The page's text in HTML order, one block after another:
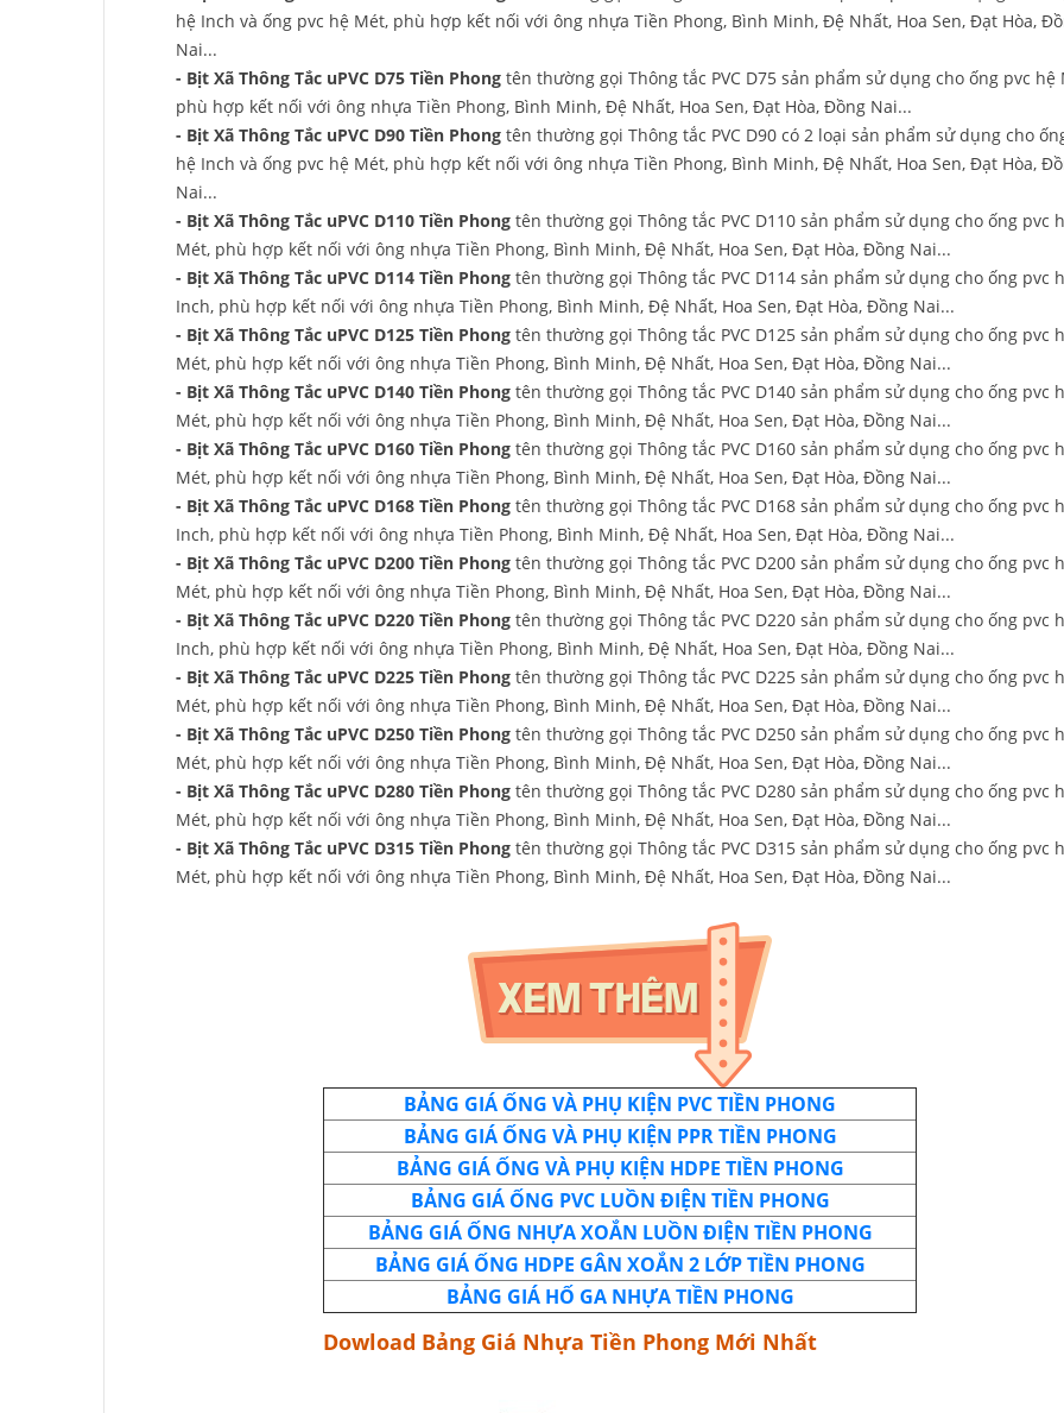
hệ Inch và ống pvc hệ Mét, phù hợp kết nối với ông nhựa Tiền Phong, Bình Minh, Đệ Nhất, Hoa Sen, Đạt Hòa,
Nai...
- Bịt Xã Thông Tắc uPVC D75 Tiền Phong tên thường gọi Thông tắc PVC D75 sản phẩm sử dụng cho ống pvc hệ
phù hợp kết nối với ông nhựa Tiền Phong, Bình Minh, Đệ Nhất, Hoa Sen, Đạt Hòa, Đồng Nai...
- Bịt Xã Thông Tắc uPVC D90 Tiền Phong tên thường gọi Thông tắc PVC D90 có 2 loại sản phẩm sử dụng cho
hệ Inch và ống pvc hệ Mét, phù hợp kết nối với ông nhựa Tiền Phong, Bình Minh, Đệ Nhất, Hoa Sen, Đạt Hòa,
Nai...
- Bịt Xã Thông Tắc uPVC D110 Tiền Phong tên thường gọi Thông tắc PVC D110 sản phẩm sử dụng cho ống pvc
Mét, phù hợp kết nối với ông nhựa Tiền Phong, Bình Minh, Đệ Nhất, Hoa Sen, Đạt Hòa, Đồng Nai...
- Bịt Xã Thông Tắc uPVC D114 Tiền Phong tên thường gọi Thông tắc PVC D114 sản phẩm sử dụng cho ống pvc
Inch, phù hợp kết nối với ông nhựa Tiền Phong, Bình Minh, Đệ Nhất, Hoa Sen, Đạt Hòa, Đồng Nai...
- Bịt Xã Thông Tắc uPVC D125 Tiền Phong tên thường gọi Thông tắc PVC D125 sản phẩm sử dụng cho ống pvc
Mét, phù hợp kết nối với ông nhựa Tiền Phong, Bình Minh, Đệ Nhất, Hoa Sen, Đạt Hòa, Đồng Nai...
- Bịt Xã Thông Tắc uPVC D140 Tiền Phong tên thường gọi Thông tắc PVC D140 sản phẩm sử dụng cho ống pvc
Mét, phù hợp kết nối với ông nhựa Tiền Phong, Bình Minh, Đệ Nhất, Hoa Sen, Đạt Hòa, Đồng Nai...
- Bịt Xã Thông Tắc uPVC D160 Tiền Phong tên thường gọi Thông tắc PVC D160 sản phẩm sử dụng cho ống pvc
Mét, phù hợp kết nối với ông nhựa Tiền Phong, Bình Minh, Đệ Nhất, Hoa Sen, Đạt Hòa, Đồng Nai...
- Bịt Xã Thông Tắc uPVC D168 Tiền Phong tên thường gọi Thông tắc PVC D168 sản phẩm sử dụng cho ống pvc
Inch, phù hợp kết nối với ông nhựa Tiền Phong, Bình Minh, Đệ Nhất, Hoa Sen, Đạt Hòa, Đồng Nai...
- Bịt Xã Thông Tắc uPVC D200 Tiền Phong tên thường gọi Thông tắc PVC D200 sản phẩm sử dụng cho ống pvc
Mét, phù hợp kết nối với ông nhựa Tiền Phong, Bình Minh, Đệ Nhất, Hoa Sen, Đạt Hòa, Đồng Nai...
- Bịt Xã Thông Tắc uPVC D220 Tiền Phong tên thường gọi Thông tắc PVC D220 sản phẩm sử dụng cho ống pvc
Inch, phù hợp kết nối với ông nhựa Tiền Phong, Bình Minh, Đệ Nhất, Hoa Sen, Đạt Hòa, Đồng Nai...
- Bịt Xã Thông Tắc uPVC D225 Tiền Phong tên thường gọi Thông tắc PVC D225 sản phẩm sử dụng cho ống pvc
Mét, phù hợp kết nối với ông nhựa Tiền Phong, Bình Minh, Đệ Nhất, Hoa Sen, Đạt Hòa, Đồng Nai...
- Bịt Xã Thông Tắc uPVC D250 Tiền Phong tên thường gọi Thông tắc PVC D250 sản phẩm sử dụng cho ống pvc
Mét, phù hợp kết nối với ông nhựa Tiền Phong, Bình Minh, Đệ Nhất, Hoa Sen, Đạt Hòa, Đồng Nai...
- Bịt Xã Thông Tắc uPVC D280 Tiền Phong tên thường gọi Thông tắc PVC D280 sản phẩm sử dụng cho ống pvc
Mét, phù hợp kết nối với ông nhựa Tiền Phong, Bình Minh, Đệ Nhất, Hoa Sen, Đạt Hòa, Đồng Nai...
- Bịt Xã Thông Tắc uPVC D315 Tiền Phong tên thường gọi Thông tắc PVC D315 sản phẩm sử dụng cho ống pvc
Mét, phù hợp kết nối với ông nhựa Tiền Phong, Bình Minh, Đệ Nhất, Hoa Sen, Đạt Hòa, Đồng Nai...
Dowload Bảng Giá Nhựa Tiền Phong Mới Nhất
BẢNG GIÁ ỐNG VÀ PHỤ KIỆN PVC TIỀN PHONG
BẢNG GIÁ ỐNG VÀ PHỤ KIỆN PPR TIỀN PHONG
BẢNG GIÁ ỐNG VÀ PHỤ KIỆN HDPE TIỀN PHONG
BẢNG GIÁ ỐNG PVC LUỒN ĐIỆN TIỀN PHONG
BẢNG GIÁ ỐNG NHỰA XOẮN LUỒN ĐIỆN TIỀN PHONG
BẢNG GIÁ ỐNG HDPE GÂN XOẮN 2 LỚP TIỀN PHONG
BẢNG GIÁ HỐ GA NHỰA TIỀN PHONG